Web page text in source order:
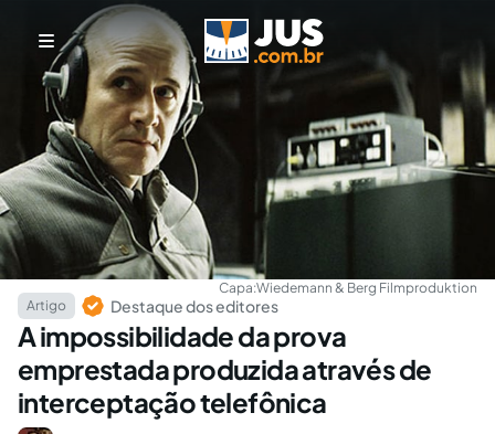
Capa:Wiedemann & Berg Filmproduktion
Artigo
Destaque dos editores
A impossibilidade da prova
emprestada produzida através de
interceptação telefônica